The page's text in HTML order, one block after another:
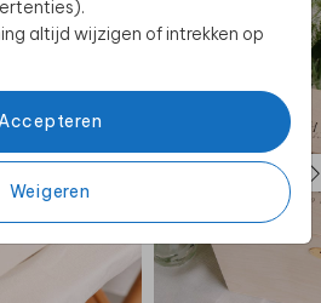
altijd wijzigen of intrekken op
Accepteren
Weigeren